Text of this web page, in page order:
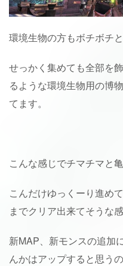
環境生物の方もボチボチと
せっかく集めても全部を
るような環境生物用の博
てます。
こんな感じでチマチマと亀
こんだけゆっくーり進め
までクリア出来てそうな感
新MAP、新モンスの追加
んかはアップすると思う